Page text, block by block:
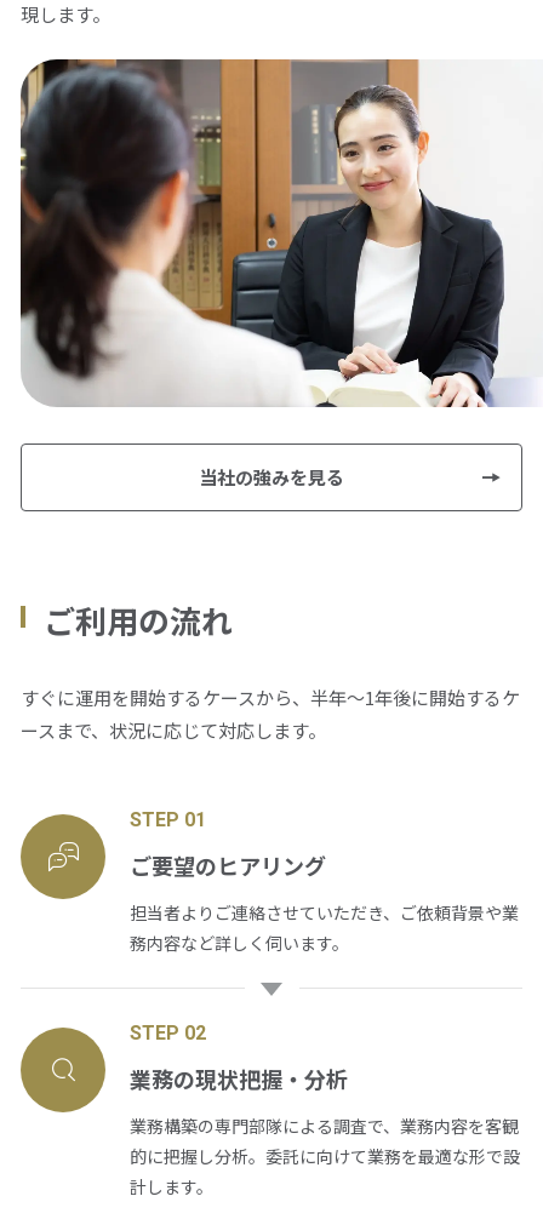
現します。
当社の強みを見る
ご利用の流れ
すぐに運用を開始するケースから、半年～1年後に開始するケ
ースまで、状況に応じて対応します。
STEP 01
ご要望のヒアリング
担当者よりご連絡させていただき、ご依頼背景や業
務内容など詳しく伺います。
STEP 02
業務の現状把握・分析
業務構築の専門部隊による調査で、業務内容を客観
的に把握し分析。委託に向けて業務を最適な形で設
計します。